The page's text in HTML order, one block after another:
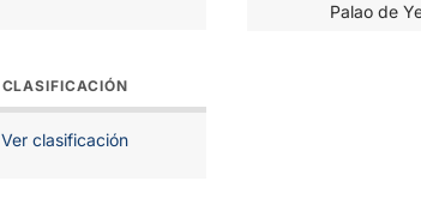
Palao de
CLASIFICACIÓN
Ver clasificación